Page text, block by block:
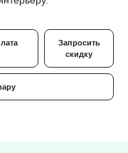
Запросить
скидку